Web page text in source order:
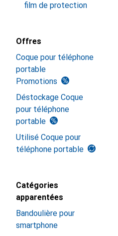
film de protection
Offres
Coque pour téléphone
portable
Promotions
Déstockage Coque
pour téléphone
portable
Utilisé Coque pour
téléphone portable
Catégories
apparentées
Bandoulière pour
smartphone